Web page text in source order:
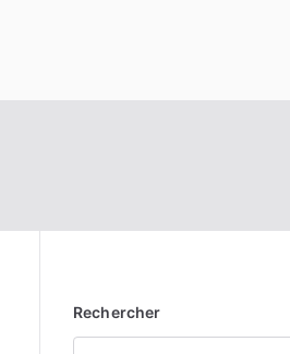
Rechercher